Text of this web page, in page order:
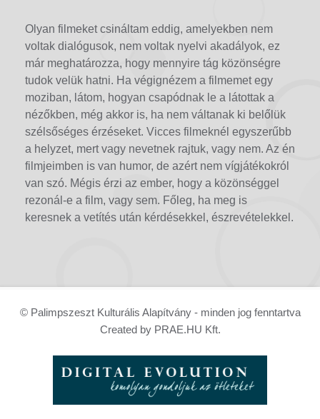
Olyan filmeket csináltam eddig, amelyekben nem
voltak dialógusok, nem voltak nyelvi akadályok, ez
már meghatározza, hogy mennyire tág közönségre
tudok velük hatni. Ha végignézem a filmemet egy
moziban, látom, hogyan csapódnak le a látottak a
nézőkben, még akkor is, ha nem váltanak ki belőlük
szélsőséges érzéseket. Vicces filmeknél egyszerűbb
a helyzet, mert vagy nevetnek rajtuk, vagy nem. Az én
filmjeimben is van humor, de azért nem vígjátékokról
van szó. Mégis érzi az ember, hogy a közönséggel
rezonál-e a film, vagy sem. Főleg, ha meg is
keresnek a vetítés után kérdésekkel, észrevételekkel.
© Palimpszeszt Kulturális Alapítvány - minden jog fenntartva
Created by PRAE.HU Kft.